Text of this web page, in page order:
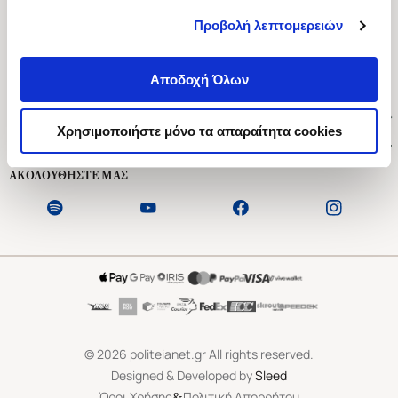
Προβολή λεπτομερειών
Αποδοχή Όλων
Χρησιμοποιήστε μόνο τα απαραίτητα cookies
Ασκληπιού 1-3, Αθήνα 106 79
Δευτέρα - Παρασκευή 09:00-21:00
Εξυπηρέτηση Πελατών
ΑΚΟΛΟΥΘΗΣΤΕ ΜΑΣ
©2026 politeianet.gr All rights reserved.
Designed & Developed bySleed